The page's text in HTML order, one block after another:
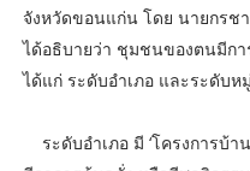
จังหวัดขอนแก่น โดย นายกรช
ได้อธิบายว่า ชุมชนของตนมีก
ได้แก่ ระดับอำเภอ และระดับห
ระดับอำเภอ มี ‘โครงการบ้า